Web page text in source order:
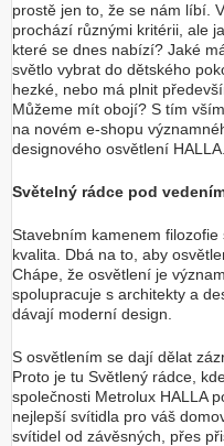
prostě jen to, že se nám líbí.
prochází různými kritérii, ale
které se dnes nabízí? Jaké
světlo vybrat do dětského
hezké, nebo má plnit
Můžeme mít obojí? S tím
na novém e-shopu
designového osvětlení HALLA.
Světelný rádce pod
Stavebním kamenem filozofie
kvalita. Dbá na to, aby
Chápe, že osvětlení je
spolupracuje s architekty a
dávají moderní design.
S osvětlením se dají dělat
Proto je tu Světlený rádce,
společnosti Metrolux HALLA
nejlepší svítidla pro váš
svítidel od závěsných, přes